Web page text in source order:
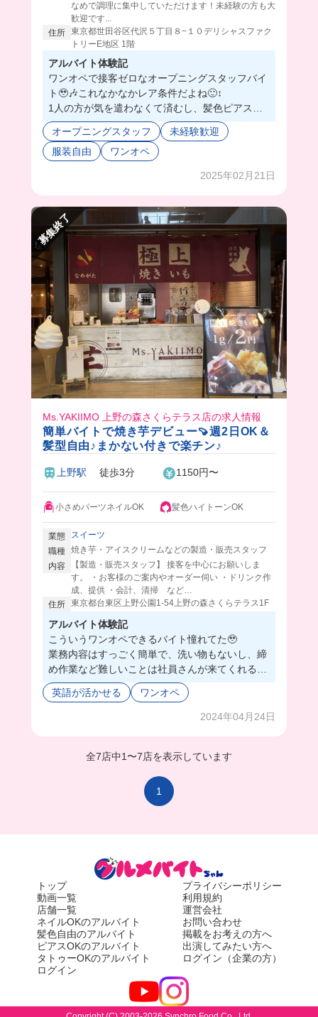
なめで調理に集中していただけます！未経験の方も大
歓迎です...
住所 東京都世田谷区代沢５丁目８−１０デリシャスファク
トリーE地区 1階
アルバイト体験記
ワンオペで接客ゼロなオープニングスタッフバイ
ト🥹🎶これなかなかレア条件だよね🙂‍↕️
1人の方が気を遣わなくて済むし、髪色ピアス自
由でネイルも業務に支障がなければなんでも大丈
夫だからオシャレして働ける💞💞
自分のペースで働きたい人、オープニングスタッ
オープニングスタッフ
未経験歓迎
服装自由
ワンオペ
2025年02月21日
募集終了
Ms.YAKIIMO 上野の森さくらテラス店の求人情報
簡単バイトで焼き芋デビュー🍠週2日OK＆
髪型自由♪まかない付きで楽チン♪
上野駅 徒歩3分 1150円〜
小さめパーツネイルOK 髪色ハイトーンOK
業態
スイーツ
職種 焼き芋・アイスクリームなどの製造・販売スタッフ
内容
【製造・販売スタッフ】 接客を中心にお願いしま
す。 ・お客様のご案内やオーダー伺い ・ドリンク作
成、提供 ・会計、清掃 など…
住所 東京都台東区上野公園1-54上野の森さくらテラス1F
アルバイト体験記
こういうワンオペできるバイト憧れてた🥹
業務内容はすっごく簡単で、洗い物もないし、締
め作業など難しいことは社員さんが来てくれるよ
⭕️
まかないは隣にある系列のお店で食べれるのも嬉
英語が活かせる ワンオペ
2024年04月24日
全7店中1 〜7店を表示しています
1
トップ
動画一覧
店舗一覧
ネイルOKのアルバイト
髪色自由のアルバイト
ピアスOKのアルバイト
タトゥーOKのアルバイト
ログイン
プライバシーポリシー
利用規約
運営会社
お問い合わせ
掲載をお考えの方へ
出演してみたい方へ
ログイン（企業の方）